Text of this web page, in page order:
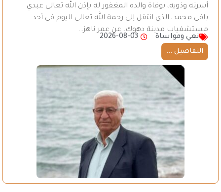
أسرته وذويه، بوفاة والده المغفور له بإذن الله تعالى عبدي
بافي محمد، الذي انتقل إلى رحمة الله تعالى اليوم في أحد
مستشفيات مدينة دهوك، عن عمر ناهز…
نعي ومواساة
2026-08-03
التفاصيل ...